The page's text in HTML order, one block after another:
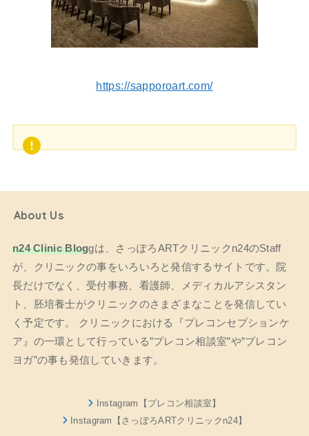
https://sapporoart.com/
About Us
n24 Clinic Bloggは、さっぽろARTクリニックn24のStaff
が、クリニックの事をいろいろと発信するサイトです。院
長だけでなく、受付事務、看護師、メディカルアシスタン
ト、胚培養士がクリニックのさまざまなことを発信してい
く予定です。 クリニックにおける『プレコンセプションケ
ア』の一環として行っている”プレコン相談室”や”プレコン
ヨガ”の事も発信していきます。
Instagram【プレコン相談室】
Instagram【さっぽろARTクリニックn24】